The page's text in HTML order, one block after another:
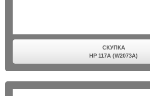
СКУПКА
HP 117A (W2073A)